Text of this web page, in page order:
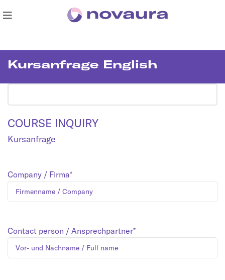
Kursanfrage English
COURSE INQUIRY
Kursanfrage
Company / Firma*
Contact person / Ansprechpartner*